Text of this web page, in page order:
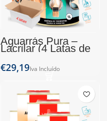
Aguarrás Pura –
Lacrilar (4 Latas de
1L)
€